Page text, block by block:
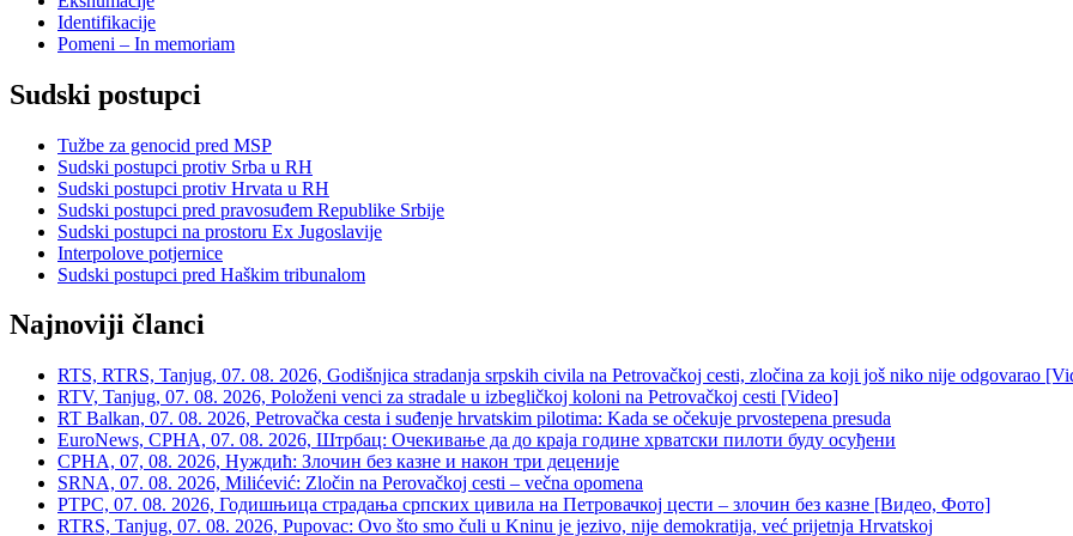
Identifikacije
Pomeni – In memoriam
Sudski postupci
Tužbe za genocid pred MSP
Sudski postupci protiv Srba u RH
Sudski postupci protiv Hrvata u RH
Sudski postupci pred pravosuđem Republike Srbije
Sudski postupci na prostoru Ex Jugoslavije
Interpolove potjernice
Sudski postupci pred Haškim tribunalom
Najnoviji članci
RTS, RTRS, Tanjug, 07. 08. 2026, Godišnjica stradanja srpskih civila na Petrovačkoj cesti, zločina za koji još niko nije odgovarao
RTV, Tanjug, 07. 08. 2026, Položeni venci za stradale u izbegličkoj koloni na Petrovačkoj cesti [Video]
RT Balkan, 07. 08. 2026, Petrovačka cesta i suđenje hrvatskim pilotima: Kada se očekuje prvostepena presuda
EuroNews, СРНА, 07. 08. 2026, Штрбац: Очекивање да до краја године хрватски пилоти буду осуђени
СРНА, 07, 08. 2026, Нуждић: Злочин без казне и након три деценије
SRNA, 07. 08. 2026, Milićević: Zločin na Perovačkoj cesti – večna opomena
РТРС, 07. 08. 2026, Годишњица страдања српских цивила на Петровачкој цести – злочин без казне [Видео, Фото]
RTRS, Tanjug, 07. 08. 2026, Pupovac: Ovo što smo čuli u Kninu je jezivo, nije demokratija, već prijetnja Hrvatskoj